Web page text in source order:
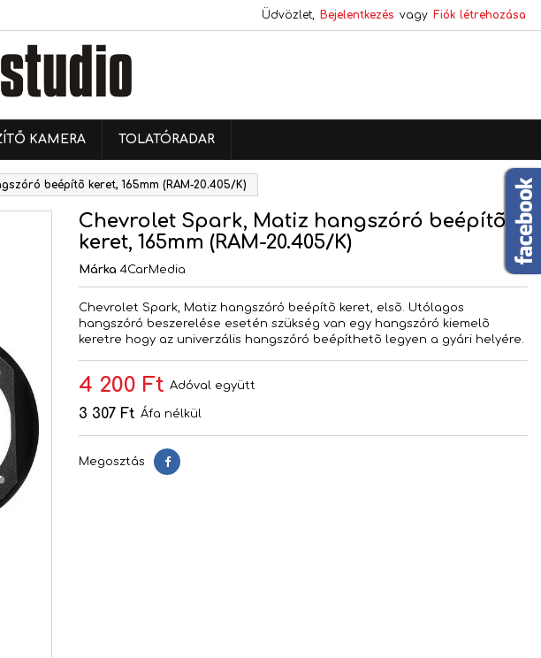
Üdvözlet, Bejelentkezés vagy Fiók létrehozása
KAMERA TOLATÓRADAR
beépítõ keret, 165mm (RAM-20.405/K)
Chevrolet Spark, Matiz hangszóró beépítõ
keret, 165mm (RAM-20.405/K)
Márka 4CarMedia
Chevrolet Spark, Matiz hangszóró beépítõ keret, elsõ. Utólagos
hangszóró beszerelése esetén szükség van egy hangszóró kiemelõ
keretre hogy az univerzális hangszóró beépíthetõ legyen a gyári helyére.
4 200 Ft Adóval együtt
3 307 Ft Áfa nélkül
Megosztás Megosztás
Kívánságlista létrehozása
történő